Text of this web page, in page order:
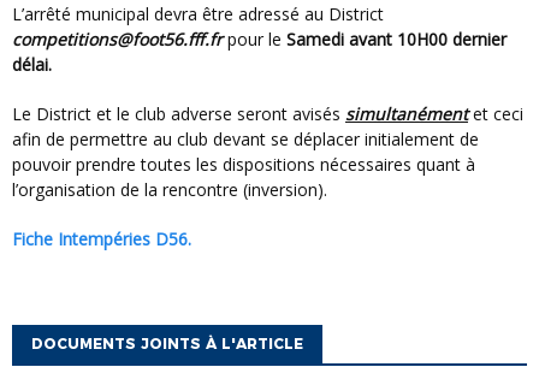
L’arrêté municipal devra être adressé au District
competitions@foot56.fff.frpour le Samedi avant 10H00 dernier
délai.
Le District et le club adverse seront avisés simultanémentet ceci
afin de permettre au club devant se déplacer initialement de
pouvoir prendre toutes les dispositions nécessaires quant à
l’organisation de la rencontre (inversion).
Fiche Intempéries D56.
DOCUMENTS JOINTS À L'ARTICLE